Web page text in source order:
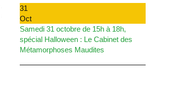
31
Oct
Samedi 31 octobre de 15h à 18h,
spécial Halloween : Le Cabinet des
Métamorphoses Maudites